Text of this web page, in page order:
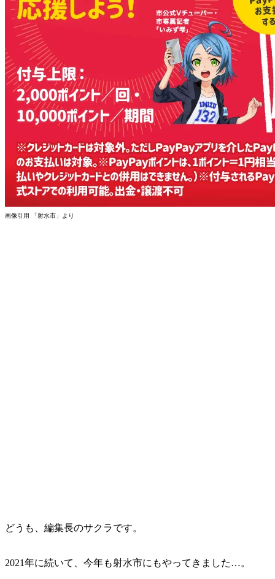
画像引用 「射水市」より
どうも、編集長のサクラです。
2021年に続いて、今年も射水市にもやってきました…。